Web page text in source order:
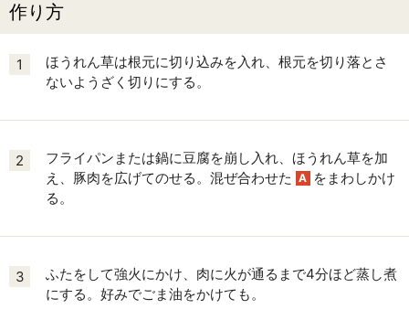
作り方
1
ほうれん草は根元に切り込みを入れ、根元を切り落とさ
ないようざく切りにする。
2
フライパンまたは鍋に豆腐を崩し入れ、ほうれん草を加
え、豚肉を広げてのせる。混ぜ合わせた
A をまわしかけ
る。
3
ふたをして強火にかけ、肉に火が通るまで4分ほど蒸し煮
にする。好みでごま油をかけても。